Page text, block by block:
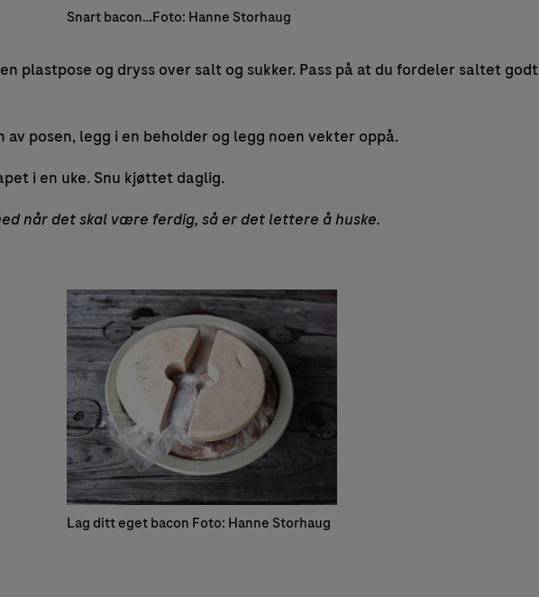
Snart bacon…Foto: Hanne Storhaug
plastpose og dryss over salt og sukker. Pass på at du fordeler saltet godt
av posen, legg i en beholder og legg noen vekter oppå.
i en uke. Snu kjøttet daglig.
når det skal være ferdig, så er det lettere å huske.
Lag ditt eget bacon Foto: Hanne Storhaug